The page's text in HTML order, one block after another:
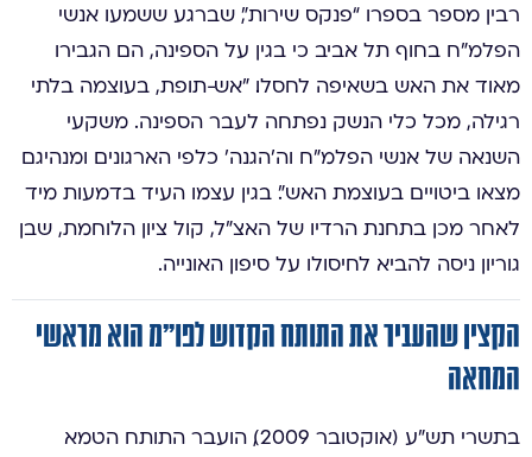
רבין מספר בספרו “פנקס שירות”, שברגע ששמעו אנשי
הפלמ”ח בחוף תל אביב כי בגין על הספינה, הם הגבירו
מאוד את האש בשאיפה לחסלו. ״אש-תופת, בעוצמה בלתי
רגילה, מכל כלי הנשק נפתחה לעבר הספינה. משקעי
השנאה של אנשי הפלמ”ח וה’הגנה’ כלפי הארגונים ומנהיגם
מצאו ביטויים בעוצמת האש״. בגין עצמו העיד בדמעות מיד
לאחר מכן בתחנת הרדיו של האצ״ל, קול ציון הלוחמת, שבן
גוריון ניסה להביא לחיסולו על סיפון האונייה.
הקצין שהעביר את התותח הקדוש לפו”מ הוא מראשי
המחאה
בתשרי תש״ע (אוקטובר 2009), הועבר התותח הטמא